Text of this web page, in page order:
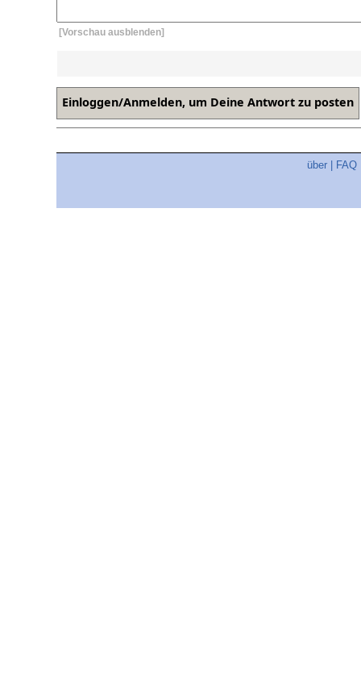
[Vorschau ausblenden]
über FAQ